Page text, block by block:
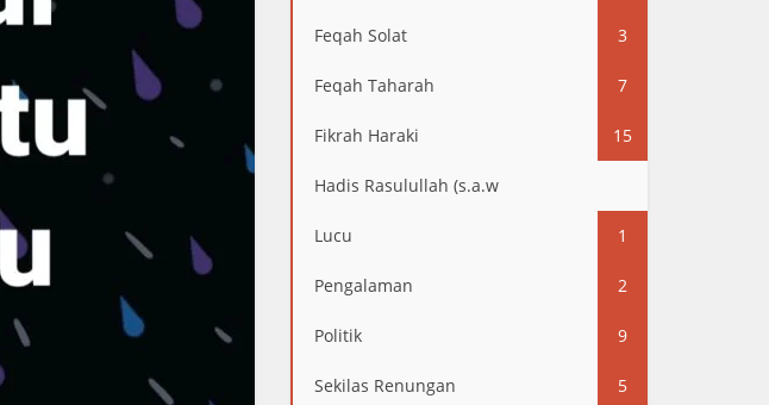
Feqah Solat 3
Feqah Taharah 7
Fikrah Haraki 15
Hadis Rasulullah (s.a.w
Lucu 1
Pengalaman 2
Politik 9
Sekilas Renungan 5